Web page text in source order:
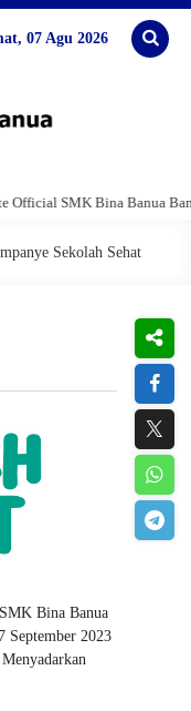
07 Agu 2026
SMK Bina Banua
Sekolah Sehat
Bina Banua
September 2023